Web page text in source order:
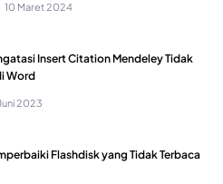
10 Maret 2024
Insert Citation Mendeley Tidak
Word
2023
Flashdisk yang Tidak Terbaca